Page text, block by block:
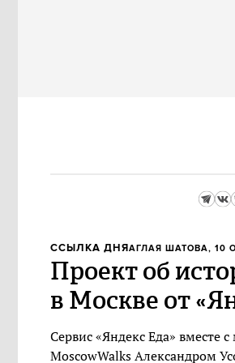
ССЫЛКА ДНЯАГЛАЯ ШАТОВА, 10
Проект об
в Москве от
Сервис «Яндекс Еда» вместе
MoscowWalks Александром